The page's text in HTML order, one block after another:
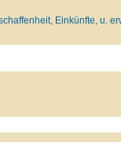
Einkünfte, u.